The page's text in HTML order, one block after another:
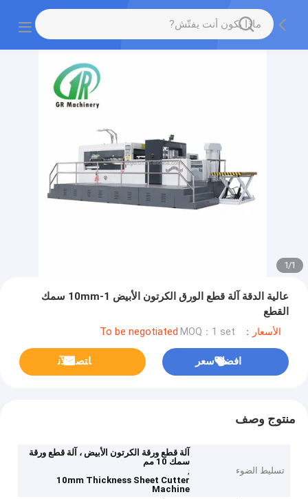
1
/
1
عالية الدقة آلة قطع الورق الكرتون الأبيض 1-10mm سمك
القطع
الأسعار：To be negotiated MOQ：1 set
افضل سعر ﺎﺘﺼﻟ ﺍﻶﻧ
منتوج وصف
تسليط الضوء
آلة قطع ورقة الكرتون الأبيض ، آلة قطع ورقة
سمك 10 مم
,
10mm Thickness Sheet Cutter
Machine